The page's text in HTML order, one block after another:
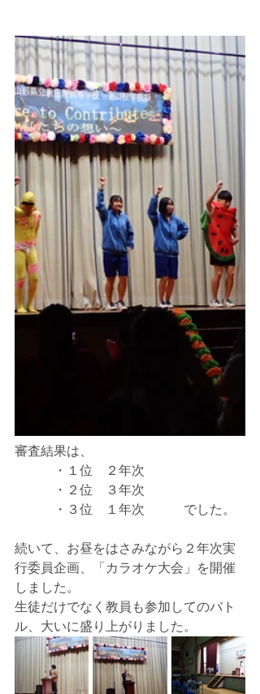
審査結果は、
・１位　２年次
・２位　３年次
・３位　１年次　　　でした。
続いて、お昼をはさみながら２年次実
行委員企画、「カラオケ大会」を開催
しました。
生徒だけでなく教員も参加してのバト
ル、大いに盛り上がりました。